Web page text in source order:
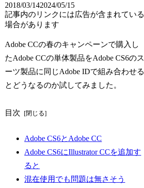
2018/03/142024/05/15
記事内のリンクには広告が含まれている
場合があります
Adobe CCの春のキャンペーンで購入し
たAdobe CCの単体製品をAdobe CS6のス
ーツ製品に同じAdobe IDで組み合わせる
とどうなるのか試してみました。
目次
Adobe CS6とAdobe CC
Adobe CS6にIllustrator CCを追加す
ると
混在使用でも問題は無さそう